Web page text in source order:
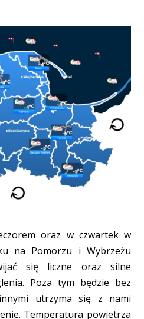
oraz w czwartek w
na Pomorzu i Wybrzeżu
się liczne oraz silne
Poza tym będzie bez
utrzyma się z nami
Temperatura powietrza